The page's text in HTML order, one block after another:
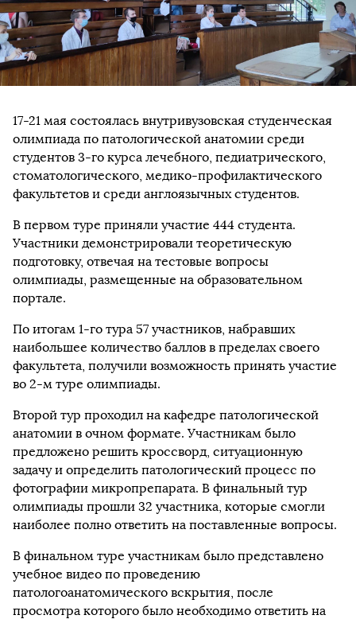
17-21 мая состоялась внутривузовская студенческая
олимпиада по патологической анатомии среди
студентов 3-го курса лечебного, педиатрического,
стоматологического, медико-профилактического
факультетов и среди англоязычных студентов.
В первом туре приняли участие 444 студента.
Участники демонстрировали теоретическую
подготовку, отвечая на тестовые вопросы
олимпиады, размещенные на образовательном
портале.
По итогам 1-го тура 57 участников, набравших
наибольшее количество баллов в пределах своего
факультета, получили возможность принять участие
во 2-м туре олимпиады.
Второй тур проходил на кафедре патологической
анатомии в очном формате. Участникам было
предложено решить кроссворд, ситуационную
задачу и определить патологический процесс по
фотографии микропрепарата. В финальный тур
олимпиады прошли 32 участника, которые смогли
наиболее полно ответить на поставленные вопросы.
В финальном туре участникам было представлено
учебное видео по проведению
патологоанатомического вскрытия, после
просмотра которого было необходимо ответить на